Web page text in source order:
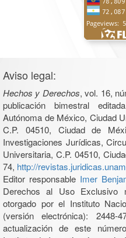
Aviso legal:
Hechos y Derechos, vol. 16,
publicación bimestral
Autónoma de México, Ciudad
C.P. 04510, Ciudad de
Investigaciones Jurídicas,
Universitaria, C.P. 04510,
74, http://
Editor responsable Imer
Derechos al Uso Exclusivo
otorgado por el Instituto
(versión electrónica):
actualización de este